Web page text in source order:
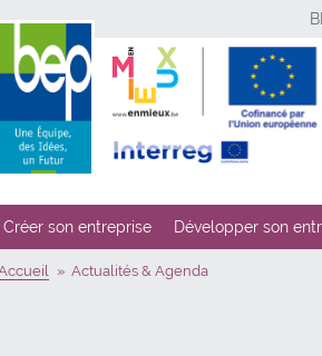
Créer son entreprise Développer son
Actualités & Agenda